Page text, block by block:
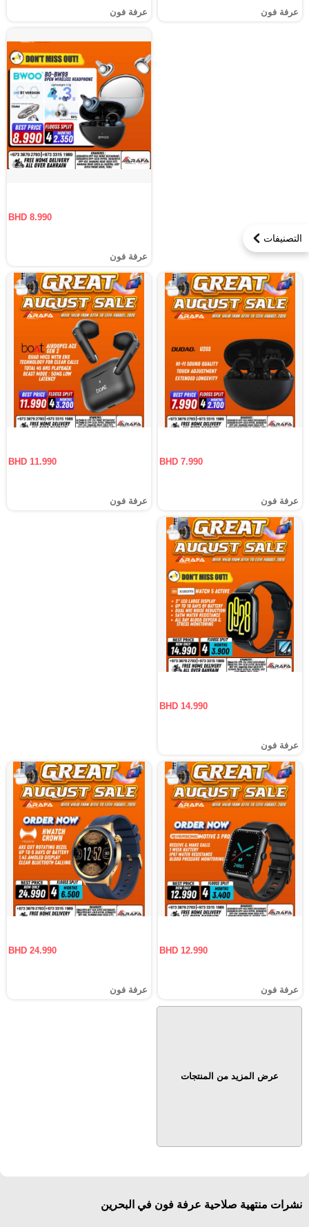
التصنيفات
عرفة فون عرفة فون
BHD 8.990
عرفة فون
BHD 7.990
عرفة فون
BHD 11.990
عرفة فون
BHD 14.990
عرفة فون
BHD 12.990
عرفة فون
BHD 24.990
عرفة فون
عرض المزيد من المنتجات
نشرات منتهية صلاحية عرفة فون في البحرين